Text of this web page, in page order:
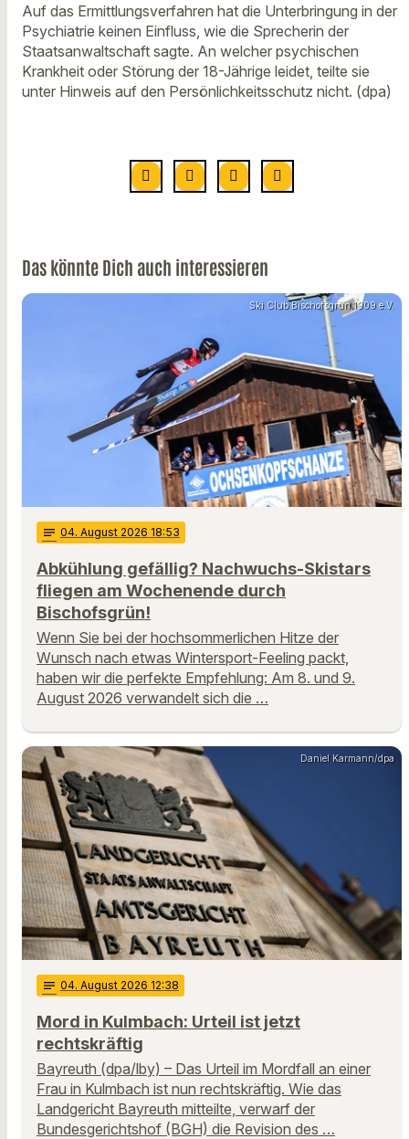
Auf das Ermittlungsverfahren hat die Unterbringung in der
Psychiatrie keinen Einfluss, wie die Sprecherin der
Staatsanwaltschaft sagte. An welcher psychischen
Krankheit oder Störung der 18-Jährige leidet, teilte sie
unter Hinweis auf den Persönlichkeitsschutz nicht. (dpa)
Das könnte Dich auch interessieren
Ski Club Bischofsgrün 1909 e.V.
notes 04. August 2026 18:53
Abkühlung gefällig? Nachwuchs-Skistars
fliegen am Wochenende durch
Bischofsgrün!
Wenn Sie bei der hochsommerlichen Hitze der
Wunsch nach etwas Wintersport-Feeling packt,
haben wir die perfekte Empfehlung: Am 8. und 9.
August 2026 verwandelt sich die …
Daniel Karmann/dpa
notes 04. August 2026 12:38
Mord in Kulmbach: Urteil ist jetzt
rechtskräftig
Bayreuth (dpa/lby) – Das Urteil im Mordfall an einer
Frau in Kulmbach ist nun rechtskräftig. Wie das
Landgericht Bayreuth mitteilte, verwarf der
Bundesgerichtshof (BGH) die Revision des …